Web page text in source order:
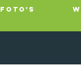
FOTO'S